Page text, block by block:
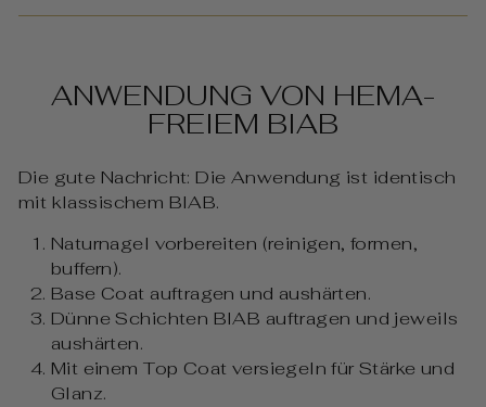
ANWENDUNG VON HEMA-
FREIEM BIAB
Die gute Nachricht: Die Anwendung ist identisch
mit klassischem BIAB.
Naturnagel vorbereiten (reinigen, formen,
buffern).
Base Coat auftragen und aushärten.
Dünne Schichten BIAB auftragen und jeweils
aushärten.
Mit einem Top Coat versiegeln für Stärke und
Glanz.